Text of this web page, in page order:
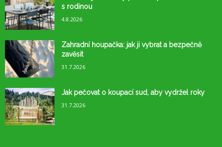
s rodinou
4.8.2026
Zahradní houpačka: jak ji vybrat a bezpečně
zavěsit
31.7.2026
Jak pečovat o koupací sud, aby vydržel roky
31.7.2026